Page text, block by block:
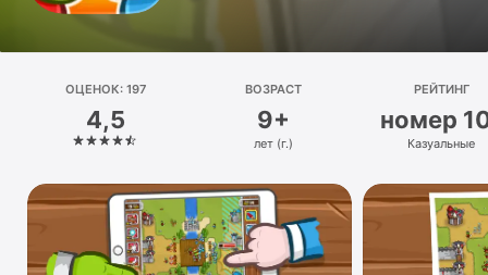
Платформа
iPhone
iPad
Watch
ОЦЕНОК: 197
4,5
ВОЗРАСТ
9+
лет (г.)
РЕЙТИНГ
номер
Казуальные